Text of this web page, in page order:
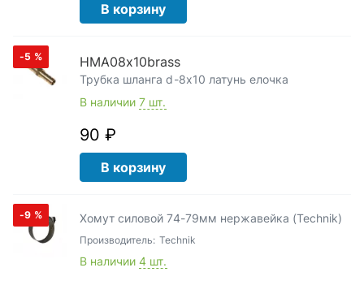
В корзину
-5 % HMA08x10brass
Трубка шланга d-8х10 латунь елочка
В наличии 7 шт.
90 ₽
В корзину
-9 % Хомут силовой 74-79мм нержавейка (Technik)
Производитель: Technik
В наличии 4 шт.